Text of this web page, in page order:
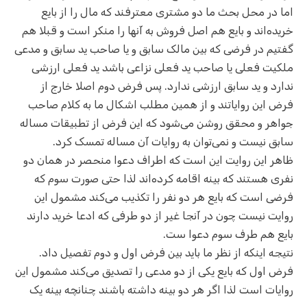
اما در محل بحث ما دو مشتری معترفند که مال را از بایع
خریده‌اند و بایع هم اصل فروش به آنها را منکر است و قبلا هم
گفتیم در فرضی که بین مالک سابق و یا صاحب ید سابق و مدعی
ملکیت فعلی یا صاحب ید فعلی نزاعی باشد ید فعلی ارزشی
ندارد و ید سابق ارزشی ندارد. پس فرض دوم اصلا خارج از
فرض این روایاتند و از همین مطلب اشکال ما به کلام صاحب
جواهر و محقق روشن می‌شود که این فرض از تطبیقات مساله
سابق نیست و نمی‌توان به روایات آن مساله تمسک کرد.
ظاهر این روایت این است که اطراف دعوا منحصر در همان دو
نفری هستند که بینه اقامه کرده‌اند لذا حتی صورت سوم که
فرضی است که بایع هر دو نفر را تکذیب می‌کند مشمول این
روایت نیست چون در آنجا غیر از دو طرفی که ادعا خرید دارند
بایع هم طرف سوم دعوا ست.
نتیجه اینکه از نظر ما باید بین فرض اول و دوم تفصیل داد.
فرض اول که بایع یکی از دو مدعی را تصدیق می‌کند مشمول این
روایات است لذا اگر هر دو بینه داشته باشند چنانچه بینه یک